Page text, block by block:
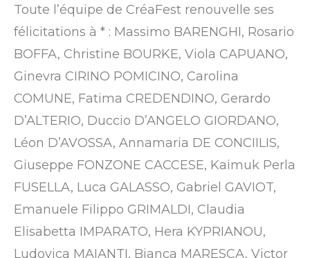
Toute l’équipe de CréaFest renouvelle ses
félicitations à * : Massimo BARENGHI, Rosario
BOFFA, Christine BOURKE, Viola CAPUANO,
Ginevra CIRINO POMICINO, Carolina
COMUNE, Fatima CREDENDINO, Gerardo
D’ALTERIO, Duccio D’ANGELO GIORDANO,
Léon D’AVOSSA, Annamaria DE CONCIILIS,
Giuseppe FONZONE CACCESE, Kaimuk Perla
FUSELLA, Luca GALASSO, Gabriel GAVIOT,
Emanuele Filippo GRIMALDI, Claudia
Elisabetta IMPARATO, Hera KYPRIANOU,
Ludovica MAIANTI, Bianca MARESCA, Victor